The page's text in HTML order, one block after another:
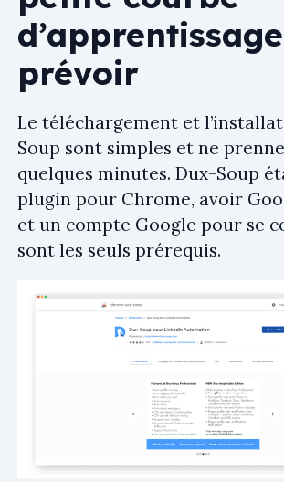
prévoir
Le téléchargement et
Soup sont simples et ne
quelques minutes. Dux-Soup
plugin pour Chrome, avoir
et un compte Google pour se
sont les seuls prérequis.